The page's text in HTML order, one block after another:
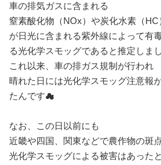
⁡車の排気ガスに含まれる⁡
窒素酸化物（NOx）や⁡炭化水素（HC
が日光に含まれる紫外線によって有
る光化学スモッグであると推定しま
⁡これ以来、車の排ガス規制が行われ⁡
晴れた日には光化学スモッグ注意報
たんです☁︎⁡
なお、この日以前にも⁡
近畿や四国、関東などで農作物の斑
光化学スモッグによる被害はあった